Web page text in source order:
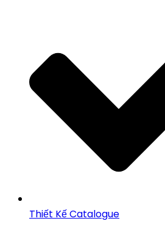
Thiết Kế Catalogue